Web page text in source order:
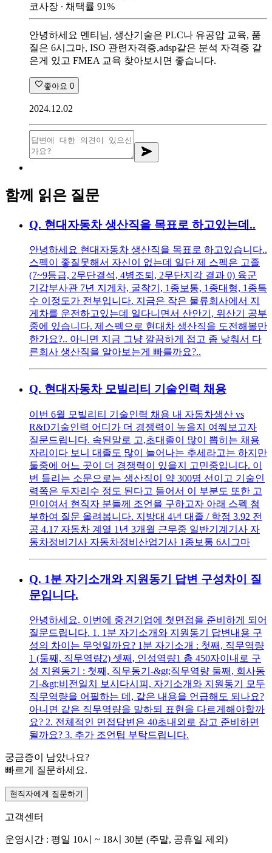
코사장 ∙ 채택률 91%
안녕하세요 멘티님, 생산기술은 PLC나 유공압 교육, 품
질은 6시그마, ISO 관련자격증,adsp같은 분석 자격증 같
은게 있고 FMEA 교육 찾아보시면 좋습니다.
좋아요 0
2024.12.02
함께 읽은 질문
Q. 현대자동차 생산직을 목표로 하고있는데..
안녕하세요 현대자동차 생산직을 목표로 하고있습니다..
스펙이 좋질못해서 자신이 없는데 일단 제 스펙은 고졸
(7~9등급, 2무단결석, 4병조퇴, 2무단지각 결과 0) 육군
기갑부사관 7년 지게차, 굴착기, 1종보통, 1종대형, 1종특
수 이정도가 전부입니다. 지금은 작은 물류회사에서 지
게차를 운전하고있는데 일다니면서 산안기, 위산기 공부
중에 있습니다. 제스펙으로 현대차 생산직을 도전해볼만
한가요?.. 아니면 지금 그냥 깔끔하게 접고 좀 낮춰서 다
른회사 생산직을 알아보는게 빠를까요?..
Q. 현대자동차 모빌리티 기술인력 채용
이번 6월 모빌리티 기술인력 채용 내 자동차생산 vs
R&D기술인력 어디가 더 경쟁력이 높을지 여쭤보고자
질문드립니다. 속된말로 고,초대졸이 많이 뽑히는 채용
자리이다 보니 대졸도 많이 늘어나는 추세라고는 하지만
둘중에 어느 곳이 더 경쟁력이 있을지 고민중입니다. 이
번 들리는 소문으로는 생산직이 약 300명 선이고 기술인
력쪽은 두자리수 정도 된다고 들어서 이 부분도 또한 고
민이여서 현직자 분들께 조언을 구하고자 아래 스펙 첨
부하여 질문 올려봅니다. 지방대 4년 대졸 / 학점 3.92 전
공 4.17 자동차 계열 1년 3개월 근무중 일반기계기사 자
동차정비기사 자동차정비산업기사 1종보통 6시그마
Q. 1분 자기소개와 지원동기 답변 구성차이 질
문입니다.
안녕하세요. 이번에 중견기업에 첫면접을 준비하게 되어
질문드립니다. 1. 1분 자기소개와 지원동기 답변내용 구
성의 차이는 무엇일까요? 1분 자기소개 : 첫째, 직무역량
1 (둘째, 직무역량2) 셋째, 인성역량1 총 450자이내로 구
성 지원동기 : 첫째, 직무동기-&gt;직무역량 둘째, 회사동
기-&gt;비전일치 보시다시피, 자기소개와 지원동기 모두
직무역량을 어필하는 데, 같은 내용을 언급해도 되나요?
아니면 같은 직무역량을 말하되 표현을 다르게해야할까
요? 2. 전체적인 면접답변은 40초내외로 잡고 준비하면
될까요? 3. 추가 조언팁 부탁드립니다.
궁금증이 남았나요?
빠르게 질문하세요.
현직자에게 질문하기
고객센터
운영시간 : 평일 10시 ~ 18시 30분 (주말, 공휴일 제외)